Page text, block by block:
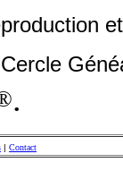
.
Contact